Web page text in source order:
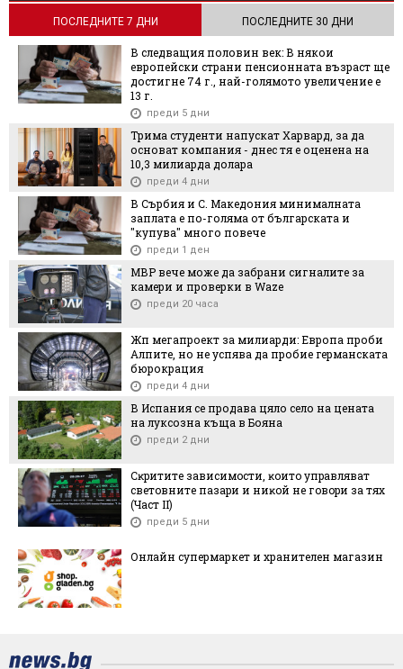
ПОСЛЕДНИТЕ 7 ДНИ ПОСЛЕДНИТЕ 30 ДНИ
В следващия половин век: В някои
европейски страни пенсионната възраст ще
достигне 74 г., най-голямото увеличение е
13 г.
преди 5 дни
Трима студенти напускат Харвард, за да
основат компания - днес тя е оценена на
10,3 милиарда долара
преди 4 дни
В Сърбия и С. Македония минималната
заплата е по-голяма от българската и
"купува" много повече
преди 1 ден
МВР вече може да забрани сигналите за
камери и проверки в Waze
преди 20 часа
Жп мегапроект за милиарди: Европа проби
Алпите, но не успява да пробие германската
бюрокрация
преди 4 дни
В Испания се продава цяло село на цената
на луксозна къща в Бояна
преди 2 дни
Cĸpититe зaвиcимocти, ĸoитo yпpaвлявaт
cвeтoвнитe пaзapи и ниĸoй нe гoвopи зa тяx
(Чacт ІI)
преди 5 дни
Онлайн супермаркет и хранителен магазин